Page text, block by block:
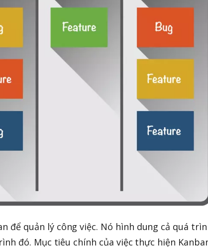
để quản lý công việc. Nó hình dung cả quá
đó. Mục tiêu chính của việc thực hiện